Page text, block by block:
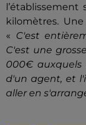
kilomètres.
« C'est
C'est une
000€
d'un agent, et
aller en